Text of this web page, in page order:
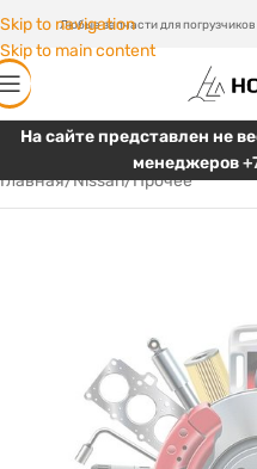
Skip to navigation
Skip to main content
Любые запчасти для
На сайте представлен не
менеджеров
Главная/Nissan/Прочее